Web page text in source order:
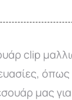
clip
μας για